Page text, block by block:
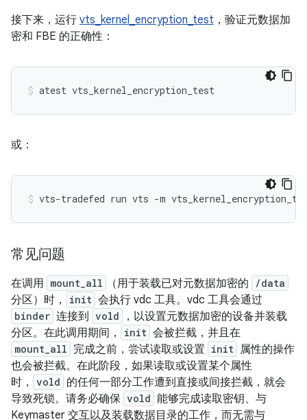
接下来，运行 vts_kernel_encryption_test ，验证元数据加
密和 FBE 的正确性：
或：
常见问题
在调用 mount_all （用于装载已对元数据加密的 /data
分区）时， init 会执行 vdc 工具。vdc 工具会通过
binder 连接到 vold
，以设置元数据加密的设备并装载
分区。在此调用期间，
init 会被拦截，并且在
mount_all 完成之前，尝试读取或设置 init 属性的操作
也会被拦截。在此阶段，如果读取或设置某个属性
时，
vold 的任何一部分工作遭到直接或间接拦截，就会
导致死锁。请务必确保 vold 能够完成读取密钥、与
Keymaster 交互以及装载数据目录的工作，而无需与